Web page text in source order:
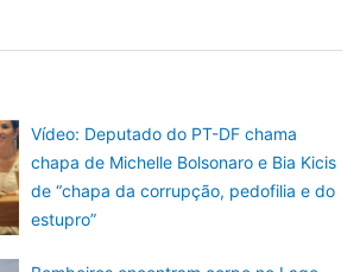
Vídeo: Deputado do PT-DF chama
chapa de Michelle Bolsonaro e Bia Kicis
de “chapa da corrupção, pedofilia e do
estupro”